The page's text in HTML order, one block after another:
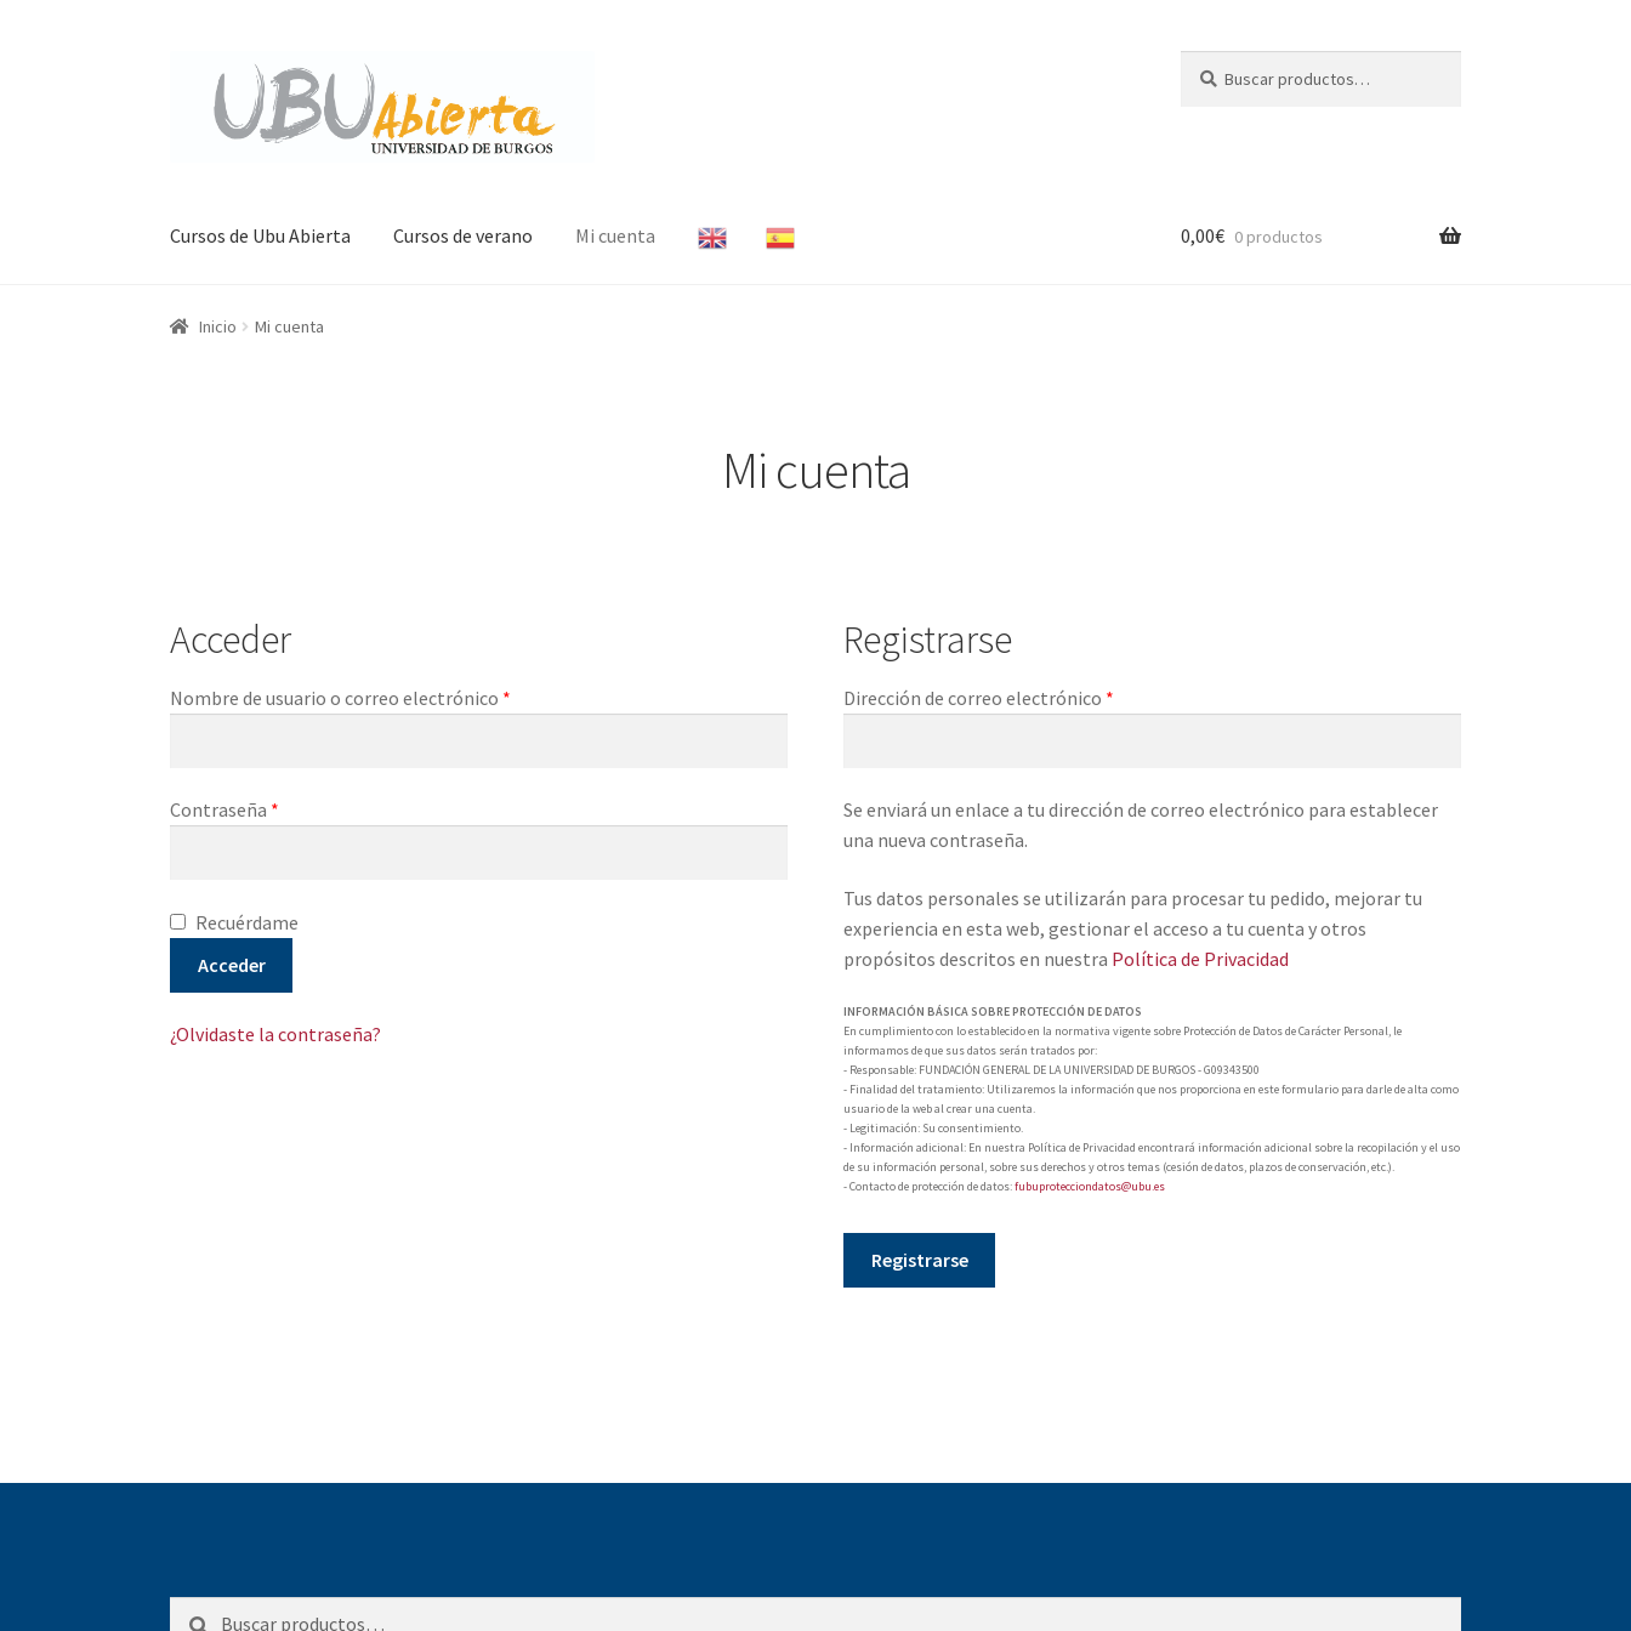
contenido
por:
Cursos de Ubu Abierta Cursos de verano Mi cuenta 0,00€ 0 productos
Inicio Mi cuenta
Mi cuenta
Acceder
Nombre de usuario o correo electrónico *
Contraseña *
Recuérdame
Acceder
¿Olvidaste la contraseña?
Registrarse
Dirección de correo electrónico *
Se enviará un enlace a tu dirección de correo electrónico para establecer
una nueva contraseña.
Tus datos personales se utilizarán para procesar tu pedido, mejorar tu
experiencia en esta web, gestionar el acceso a tu cuenta y otros
propósitos descritos en nuestra Política de Privacidad
INFORMACIÓN BÁSICA SOBRE PROTECCIÓN DE DATOS
En cumplimiento con lo establecido en la normativa vigente sobre Protección de Datos de Carácter Personal, le
informamos de que sus datos serán tratados por:
- Responsable: FUNDACIÓN GENERAL DE LA UNIVERSIDAD DE BURGOS - G09343500
- Finalidad del tratamiento: Utilizaremos la información que nos proporciona en este formulario para darle de alta como
usuario de la web al crear una cuenta.
- Legitimación: Su consentimiento.
- Información adicional: En nuestra Política de Privacidad encontrará información adicional sobre la recopilación y el uso
de su información personal, sobre sus derechos y otros temas (cesión de datos, plazos de conservación, etc.).
- Contacto de protección de datos:fubuprotecciondatos@ubu.es
Registrarse